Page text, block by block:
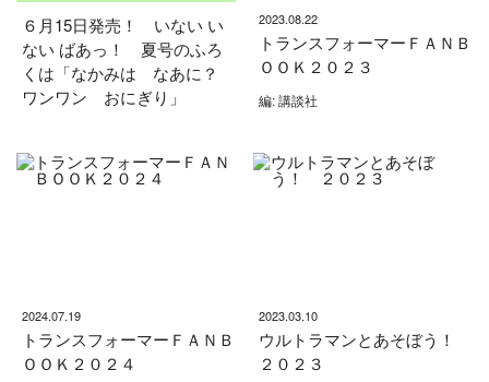
６月15日発売！ いない い
ない ばあっ！ 夏号のふろ
くは「なかみは なあに？
ワンワン おにぎり」
2023.08.22
トランスフォーマーＦＡＮＢ
ＯＯＫ２０２３
編: 講談社
2024.07.19
トランスフォーマーＦＡＮＢ
ＯＯＫ２０２４
2023.03.10
ウルトラマンとあそぼう！
２０２３